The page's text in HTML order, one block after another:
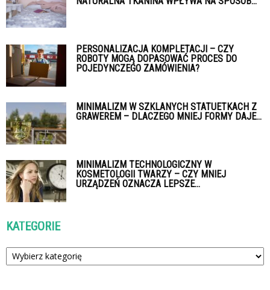
PERSONALIZACJA KOMPLETACJI – CZY
ROBOTY MOGĄ DOPASOWAĆ PROCES DO
POJEDYNCZEGO ZAMÓWIENIA?
MINIMALIZM W SZKLANYCH STATUETKACH Z
GRAWEREM – DLACZEGO MNIEJ FORMY DAJE...
MINIMALIZM TECHNOLOGICZNY W
KOSMETOLOGII TWARZY – CZY MNIEJ
URZĄDZEŃ OZNACZA LEPSZE...
KATEGORIE
Kategorie